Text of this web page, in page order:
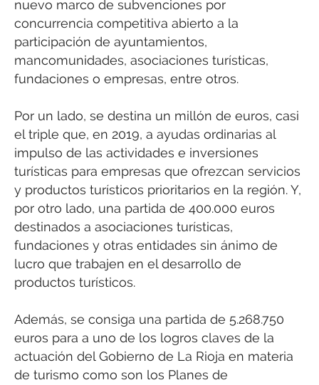
nuevo marco de subvenciones por
concurrencia competitiva abierto a la
participación de ayuntamientos,
mancomunidades, asociaciones turísticas,
fundaciones o empresas, entre otros.
Por un lado, se destina un millón de euros, casi
el triple que, en 2019, a ayudas ordinarias al
impulso de las actividades e inversiones
turísticas para empresas que ofrezcan servicios
y productos turísticos prioritarios en la región. Y,
por otro lado, una partida de 400.000 euros
destinados a asociaciones turísticas,
fundaciones y otras entidades sin ánimo de
lucro que trabajen en el desarrollo de
productos turísticos.
Además, se consiga una partida de 5.268.750
euros para a uno de los logros claves de la
actuación del Gobierno de La Rioja en materia
de turismo como son los Planes de